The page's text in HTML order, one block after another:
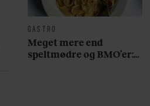
GASTRO
Meget mere end
speltmødre og BMO’er: